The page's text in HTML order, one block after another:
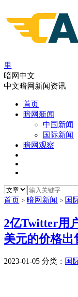
里
暗网中文
中文暗网新闻资讯
首页
暗网新闻
中国新闻
国际新闻
暗网观察
首页 > 暗网新闻 > 国
2亿Twitter用
美元的价格出
2023-01-05 分类： 国